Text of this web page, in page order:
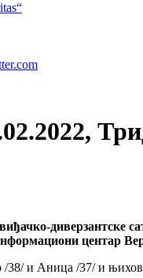
центар
38/ и Аница /37/ и